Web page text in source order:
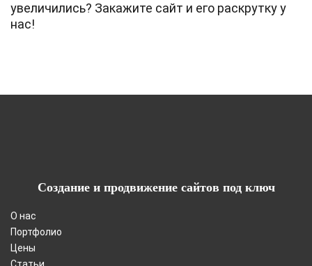
увеличились? Закажите сайт и его раскрутку у
нас!
Создание и продвижение сайтов под ключ
О нас
Портфолио
Цены